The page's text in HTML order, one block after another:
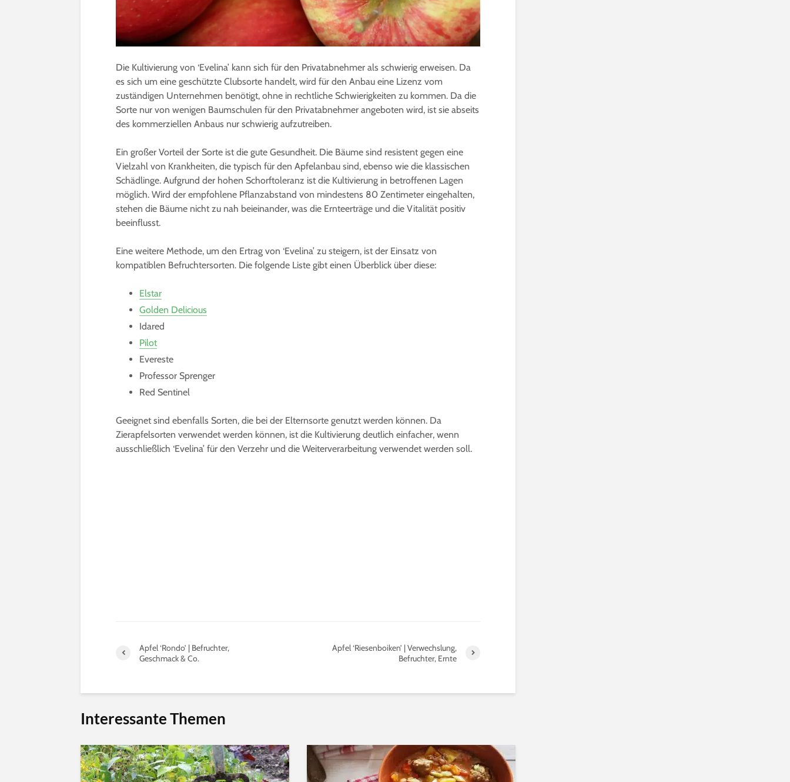
Die Kultivierung von ‘Evelina’ kann sich für den Privatabnehmer als schwierig erweisen. Da
es sich um eine geschützte Clubsorte handelt, wird für den Anbau eine Lizenz vom
zuständigen Unternehmen benötigt, ohne in rechtliche Schwierigkeiten zu kommen. Da die
Sorte nur von wenigen Baumschulen für den Privatabnehmer angeboten wird, ist sie abseits
des kommerziellen Anbaus nur schwierig aufzutreiben.
Ein großer Vorteil der Sorte ist die gute Gesundheit. Die Bäume sind resistent gegen eine
Vielzahl von Krankheiten, die typisch für den Apfelanbau sind, ebenso wie die klassischen
Schädlinge. Aufgrund der hohen Schorftoleranz ist die Kultivierung in betroffenen Lagen
möglich. Wird der empfohlene Pflanzabstand von mindestens 80 Zentimeter eingehalten,
stehen die Bäume nicht zu nah beieinander, was die Ernteerträge und die Vitalität positiv
beeinflusst.
Eine weitere Methode, um den Ertrag von ‘Evelina’ zu steigern, ist der Einsatz von
kompatiblen Befruchtersorten. Die folgende Liste gibt einen Überblick über diese:
Elstar
Golden Delicious
Idared
Pilot
Evereste
Professor Sprenger
Red Sentinel
Geeignet sind ebenfalls Sorten, die bei der Elternsorte genutzt werden können. Da
Zierapfelsorten verwendet werden können, ist die Kultivierung deutlich einfacher, wenn
ausschließlich ‘Evelina’ für den Verzehr und die Weiterverarbeitung verwendet werden soll.
Apfel ‘Rondo’ | Befruchter,
Geschmack & Co.
Apfel ‘Riesenboiken’ | Verwechslung,
Befruchter, Ernte
Interessante Themen